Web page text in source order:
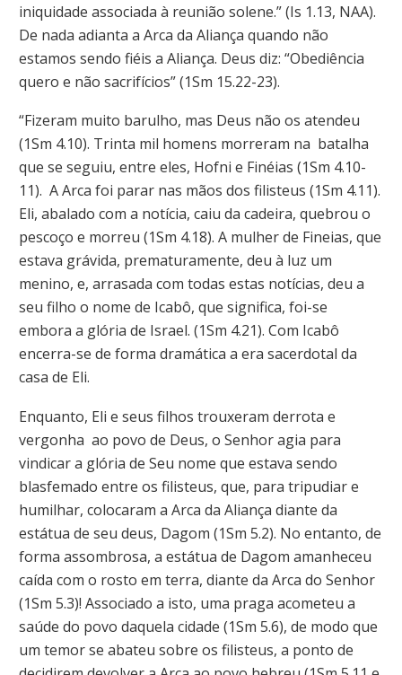
iniquidade associada à reunião solene.” (Is 1.13, NAA).
De nada adianta a Arca da Aliança quando não
estamos sendo fiéis a Aliança. Deus diz: “Obediência
quero e não sacrifícios” (1Sm 15.22-23).
“Fizeram muito barulho, mas Deus não os atendeu
(1Sm 4.10). Trinta mil homens morreram na batalha
que se seguiu, entre eles, Hofni e Finéias (1Sm 4.10-
11). A Arca foi parar nas mãos dos filisteus (1Sm 4.11).
Eli, abalado com a notícia, caiu da cadeira, quebrou o
pescoço e morreu (1Sm 4.18). A mulher de Fineias, que
estava grávida, prematuramente, deu à luz um
menino, e, arrasada com todas estas notícias, deu a
seu filho o nome de Icabô, que significa, foi-se
embora a glória de Israel. (1Sm 4.21). Com Icabô
encerra-se de forma dramática a era sacerdotal da
casa de Eli.
Enquanto, Eli e seus filhos trouxeram derrota e
vergonha ao povo de Deus, o Senhor agia para
vindicar a glória de Seu nome que estava sendo
blasfemado entre os filisteus, que, para tripudiar e
humilhar, colocaram a Arca da Aliança diante da
estátua de seu deus, Dagom (1Sm 5.2). No entanto, de
forma assombrosa, a estátua de Dagom amanheceu
caída com o rosto em terra, diante da Arca do Senhor
(1Sm 5.3)! Associado a isto, uma praga acometeu a
saúde do povo daquela cidade (1Sm 5.6), de modo que
um temor se abateu sobre os filisteus, a ponto de